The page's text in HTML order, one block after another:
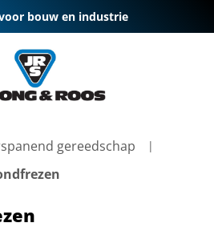
bouw en industrie
gereedschap